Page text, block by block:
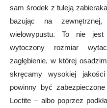
sam środek z tuleją
bazując na
wielowypustu. To nie
wytoczony rozmiar
zagłębienie, w której
skręcamy wysokiej
powinny być
Loctite – albo poprzez